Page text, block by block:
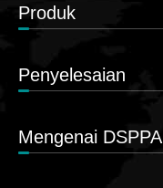
Produk
Penyelesaian
Mengenai DSPPA